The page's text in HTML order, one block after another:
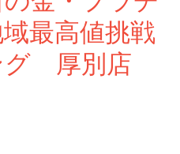
最高値挑戦
グ 厚別店